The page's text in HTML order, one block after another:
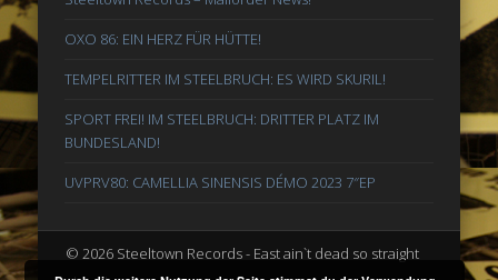
OXO 86: EIN HERZ FÜR HÜTTE!
TEMPELRITTER IM STEELBRUCH: ES WIRD SKURIL!
SPORT FREI! IM STEELBRUCH: DRITTER PLATZ IM
BUNDESLAND!
UVPRV80: CAMELLIA SINENSIS DÉMO 2023 7″EP
© 2026 Steeltown Records - East ain`t dead so straight